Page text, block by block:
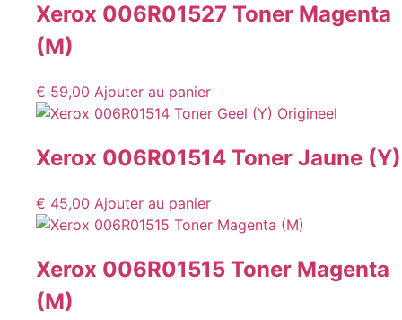
Xerox 006R01527 Toner Magenta
(M)
€ 59,00 Ajouter au panier
Xerox 006R01514 Toner Jaune (Y)
€ 45,00 Ajouter au panier
Xerox 006R01515 Toner Magenta
(M)